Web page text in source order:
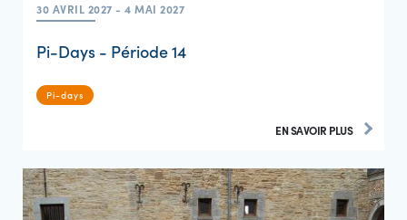
30 AVRIL 2027 - 4 MAI 2027
Pi-Days - Période 14
Pi-days
EN SAVOIR PLUS